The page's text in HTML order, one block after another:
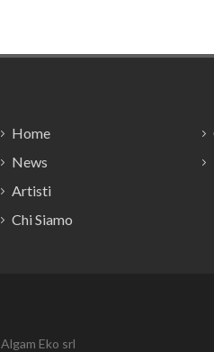
Home
News
Artisti
Chi Siamo
Algam Eko srl